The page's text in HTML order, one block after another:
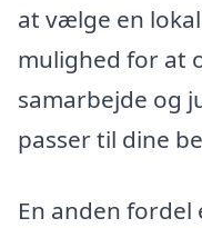
at vælge en
mulighed for at
samarbejde og
passer til dine
En anden